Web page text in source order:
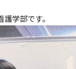
学部です。